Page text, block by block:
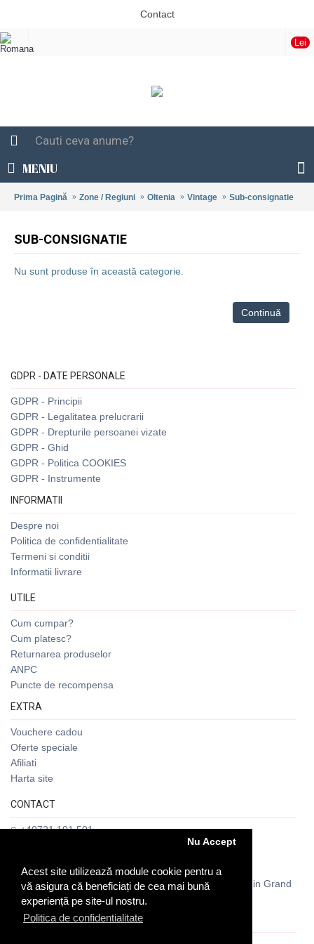
Acest site utilizează module cookie pentru a
vă asigura că beneficiați de cea mai bună
experiență pe site-ul nostru.
Politica de confidentialitate
Nu Accept
Contact
Lei
MENIU
Prima Pagină Zone / Regiuni Oltenia Vintage Sub-consignatie
SUB-CONSIGNATIE
Nu sunt produse în această categorie.
Continuă
GDPR - DATE PERSONALE
GDPR - Principii
GDPR - Legalitatea prelucrarii
GDPR - Drepturile persoanei vizate
GDPR - Ghid
GDPR - Politica COOKIES
GDPR - Instrumente
INFORMATII
Despre noi
Politica de confidentialitate
Termeni si conditii
Informatii livrare
UTILE
Cum cumpar?
Cum platesc?
Returnarea produselor
ANPC
Puncte de recompensa
EXTRA
Vouchere cadou
Oferte speciale
Afiliati
Harta site
CONTACT
+40721 101 501
Soseaua Vitan Barzesti nr 7D, Galeria Comerciala Rin Grand
Hotel, Cod 042121, Bucuresti, Romania
RECOMANDA-NE PE TRIPADVISOR